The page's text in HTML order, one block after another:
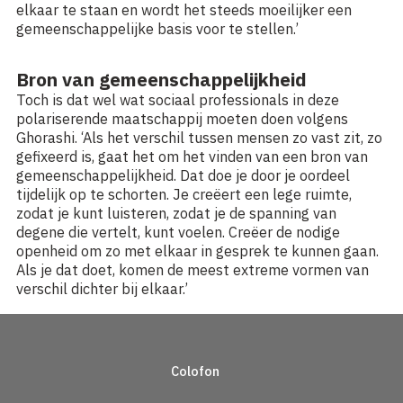
elkaar te staan en wordt het steeds moeilijker een
gemeenschappelijke basis voor te stellen.’
Bron van gemeenschappelijkheid
Toch is dat wel wat sociaal professionals in deze
polariserende maatschappij moeten doen volgens
Ghorashi. ‘Als het verschil tussen mensen zo vast zit, zo
gefixeerd is, gaat het om het vinden van een bron van
gemeenschappelijkheid. Dat doe je door je oordeel
tijdelijk op te schorten. Je creëert een lege ruimte,
zodat je kunt luisteren, zodat je de spanning van
degene die vertelt, kunt voelen. Creëer de nodige
openheid om zo met elkaar in gesprek te kunnen gaan.
Als je dat doet, komen de meest extreme vormen van
verschil dichter bij elkaar.’
Colofon